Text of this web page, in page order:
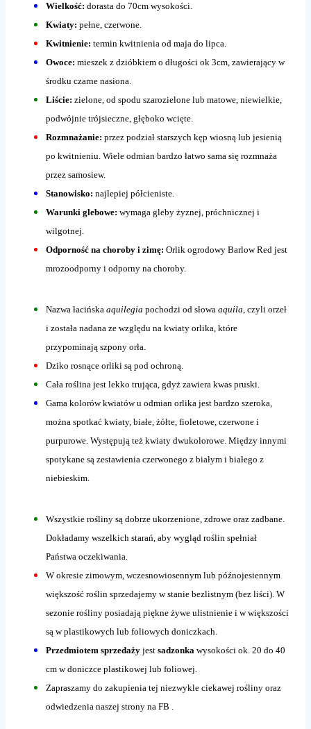
Wielkość: dorasta do 70cm wysokości.
Kwiaty: pełne, czerwone.
Kwitnienie: termin kwitnienia od maja do lipca.
Owoce: mieszek z dzióbkiem o długości ok 3cm, zawierający w
środku czarne nasiona.
Liście: zielone, od spodu szarozielone lub matowe, niewielkie,
podwójnie trójsieczne, głęboko wcięte.
Rozmnażanie: przez podział starszych kęp wiosną lub jesienią
po kwitnieniu. Wiele odmian bardzo łatwo sama się rozmnaża
przez samosiew.
Stanowisko: najlepiej półcieniste.
Warunki glebowe: wymaga gleby żyznej, próchnicznej i
wilgotnej.
Odporność na choroby i zimę: Orlik ogrodowy Barlow Red jest
mrozoodporny i odporny na choroby.
Nazwa łacińska aquilegia pochodzi od słowa aquila, czyli orzeł
i została nadana ze względu na kwiaty orlika, które
przypominają szpony orła.
Dziko rosnące orliki są pod ochroną.
Cała roślina jest lekko trująca, gdyż zawiera kwas pruski.
Gama kolorów kwiatów u odmian orlika jest bardzo szeroka,
można spotkać kwiaty, białe, żółte, fioletowe, czerwone i
purpurowe. Występują też kwiaty dwukolorowe. Między innymi
spotykane są zestawienia czerwonego z białym i białego z
niebieskim.
Wszystkie rośliny są dobrze ukorzenione, zdrowe oraz zadbane.
Dokładamy wszelkich starań, aby wygląd roślin spełniał
Państwa oczekiwania.
W okresie zimowym, wczesnowiosennym lub późnojesiennym
większość roślin sprzedajemy w stanie bezlistnym (bez liści). W
sezonie rośliny posiadają piękne żywe ulistnienie i w większości
są w plastikowych lub foliowych doniczkach.
Przedmiotem sprzedaży jest sadzonka wysokości ok. 20 do 40
cm w doniczce plastikowej lub foliowej.
Zapraszamy do zakupienia tej niezwykle ciekawej rośliny oraz
odwiedzenia naszej strony na FB .